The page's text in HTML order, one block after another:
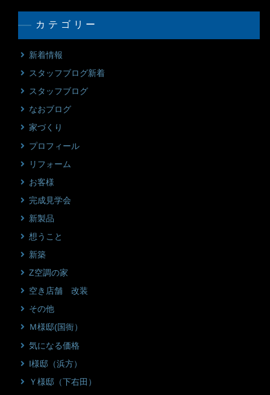
カテゴリー
新着情報
スタッフブログ新着
スタッフブログ
なおブログ
家づくり
プロフィール
リフォーム
お客様
完成見学会
新製品
想うこと
新築
Z空調の家
空き店舗 改装
その他
Ｍ様邸(国衙）
気になる価格
I様邸（浜方）
Ｙ様邸（下右田）